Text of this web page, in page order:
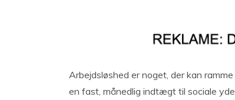
Arbejdsløshed er noget, der kan
en fast, månedlig indtægt til sociale